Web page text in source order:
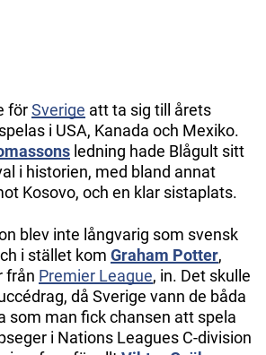
förSverige att ta sig till årets
i USA, Kanada och Mexiko.
ledning hade Blågult sitt
i historien, med bland annat
Kosovo, och en klar sistaplats.
blev inte långvarig som svensk
i stället kom Graham Potter,
från Premier League, in. Det skulle
då Sverige vann de båda
som man fick chansen att spela
i Nations Leagues C-division